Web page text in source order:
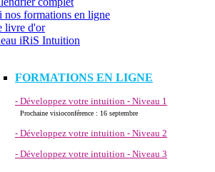
nos formations en ligne
livre d'or
iRiS Intuition
FORMATIONS EN LIGNE
- Développez votre intuition - Niveau 1
Prochaine visioconférence : 16 septembre
- Développez votre intuition - Niveau 2
- Développez votre intuition - Niveau 3